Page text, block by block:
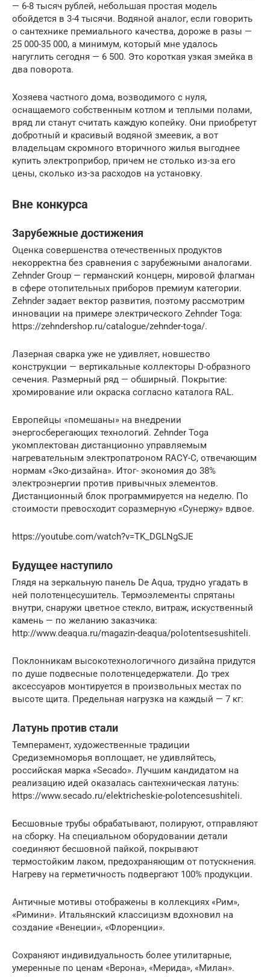
— 6-8 тысяч рублей, небольшая простая модель
обойдется в 3-4 тысячи. Водяной аналог, если говорить
о сантехнике премиального качества, дороже в разы —
25 000-35 000, а минимум, который мне удалось
нагуглить сегодня — 6 500. Это короткая узкая змейка в
два поворота.
Хозяева частного дома, возводимого с нуля,
оснащаемого собственным котлом и теплыми полами,
вряд ли станут считать каждую копейку. Они приобретут
добротный и красивый водяной змеевик, а вот
владельцам скромного вторичного жилья выгоднее
купить электроприбор, причем не столько из-за его
цены, сколько из-за расходов на установку.
Вне конкурса
Зарубежные достижения
Оценка совершенства отечественных продуктов
некорректна без сравнения с зарубежными аналогами.
Zehnder Group — германский концерн, мировой флагман
в сфере отопительных приборов премиум категории.
Zehnder задает вектор развития, поэтому рассмотрим
инновации на примере электрического Zehnder Toga:
https://zehndershop.ru/catalogue/zehnder-toga/.
Лазерная сварка уже не удивляет, новшество
конструкции — вертикальные коллекторы D-образного
сечения. Размерный ряд — обширный. Покрытие:
хромирование или окраска согласно каталога RAL.
Европейцы «помешаны» на внедрении
энергосберегающих технологий. Zehnder Toga
укомплектован дистанционно управляемым
нагревательным электропатроном RACY-C, отвечающим
нормам «Эко-дизайна». Итог- экономия до 38%
электроэнергии против привычных элементов.
Дистанционный блок программируется на неделю. По
стоимости превосходит соразмерную «Сунержу» вдвое.
https://youtube.com/watch?v=TK_DGLNgSJE
Будущее наступило
Глядя на зеркальную панель De Aquа, трудно угадать в
ней полотенцесушитель. Термоэлементы спрятаны
внутри, снаружи цветное стекло, витраж, искуственный
камень — по желанию заказчика:
http://www.deaqua.ru/magazin-deaqua/polotentsesushiteli.
Поклонникам высокотехнологичного дизайна придутся
по душе подвесные полотенцедержатели. До трех
аксессуаров монтируется в произвольных местах по
высоте щита. Предельная нагрузка на каждый — 7 кг:
Латунь против стали
Темперамент, художественные традиции
Средиземноморья воплощает, не удивляйтесь,
российская марка «Secado». Лучшим кандидатом на
реализацию идей оказалась сантехническая латунь:
https://www.secado.ru/elektricheskie-polotencesushiteli.
Бесшовные трубы обрабатывают, полируют, отправляют
на сборку. На специальном оборудовании детали
соединяют бесшовной пайкой, покрывают
термостойким лаком, предохраняющим от потускнения.
Нагреву на герметичность подвергают 100% продукции.
Античные мотивы отображены в коллекциях «Рим»,
«Римини». Итальянский классицизм вдохновил на
создание «Венеции», «Флоренции».
Сохраняют индивидуальность более утилитарные,
умеренные по ценам «Верона», «Мерида», «Милан».